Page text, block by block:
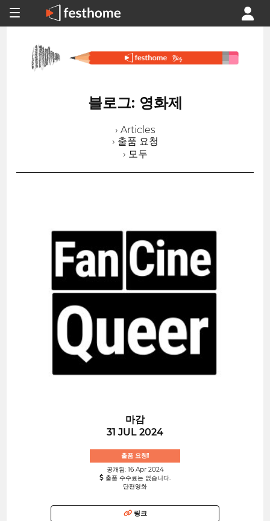
블로그: 영화제
› Articles
› 출품 요청
› 모두
마감
31 JUL 2024
출품 요청!
공개됨: 16 Apr 2024
출품 수수료는 없습니다.
단편영화
링크